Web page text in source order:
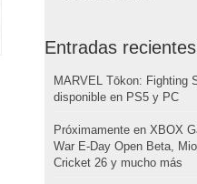
Entradas recientes
MARVEL Tōkon: Fighting
disponible en PS5 y PC
Próximamente en XBOX
War E-Day Open Beta,
Cricket 26 y mucho más